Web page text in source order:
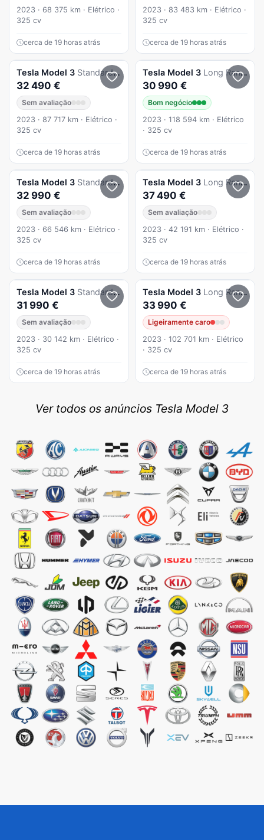
2023 · 68 375 km · Elétrico ·
325 cv
cerca de 19 horas atrás
2023 · 83 483 km · Elétrico ·
325 cv
cerca de 19 horas atrás
Tesla Model 3 Standard RWD
32 490 €
Sem avaliação
2023 · 87 717 km · Elétrico ·
325 cv
cerca de 19 horas atrás
Tesla Model 3 Long Range RWD
30 990 €
Bom negócio
2023 · 118 594 km · Elétrico
· 325 cv
cerca de 19 horas atrás
Tesla Model 3 Standard Range Plus RWD
32 990 €
Sem avaliação
2023 · 66 546 km · Elétrico ·
325 cv
cerca de 19 horas atrás
Tesla Model 3 Long Range AWD Dual Motor Performance
37 490 €
Sem avaliação
2023 · 42 191 km · Elétrico ·
325 cv
cerca de 19 horas atrás
Tesla Model 3 Standard RWD Plus
31 990 €
Sem avaliação
2023 · 30 142 km · Elétrico ·
325 cv
cerca de 19 horas atrás
Tesla Model 3 Long Range AWD Dual Motor
33 990 €
Ligeiramente caro
2023 · 102 701 km · Elétrico
· 325 cv
cerca de 19 horas atrás
Ver todos os anúncios Tesla Model 3